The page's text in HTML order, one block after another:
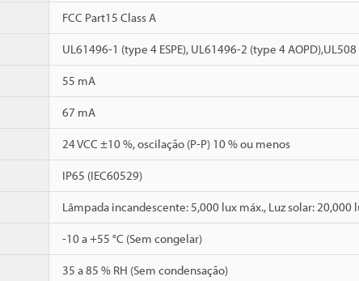
FCC Part15 Class A
UL61496-1 (type 4 ESPE), UL61496-2 (type 4 AOPD),UL508
55 mA
67 mA
24 VCC ±10 %, oscilação (P-P) 10 % ou menos
IP65 (IEC60529)
Lâmpada incandescente: 5,000 lux máx., Luz solar: 20,000
-10 a +55 °C (Sem congelar)
35 a 85 % RH (Sem condensação)